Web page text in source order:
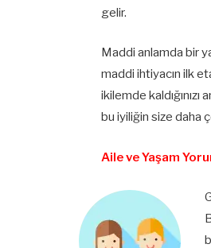
gelir.
Maddi anlamda bir
maddi ihtiyacın ilk
ikilemde
bu iyiliğin size daha
Aile ve Yaşam